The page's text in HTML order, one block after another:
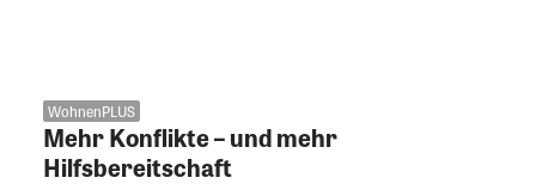
WohnenPLUS
Mehr Konflikte – und mehr
Hilfsbereitschaft